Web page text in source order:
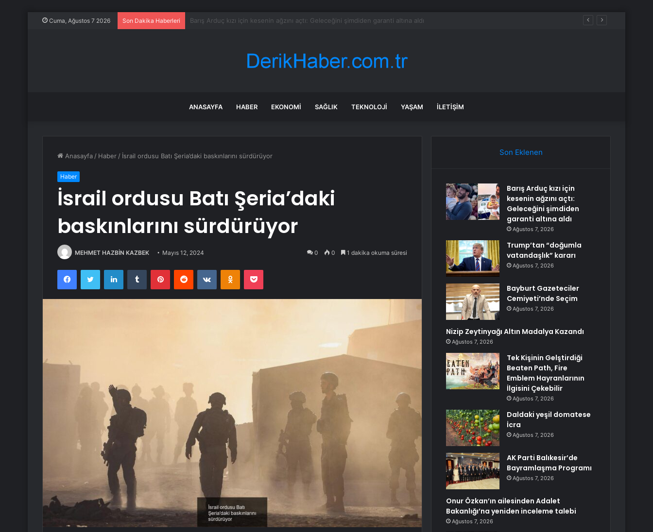
Cuma, Ağustos 7 2026 Son Dakika Haberleri Trump’tan “doğumla vatandaşlık” kararı
ANASAYFA HABER EKONOMI SAĞLIK TEKNOLOJI YAŞAM İLETIŞIM
Anasayfa / Haber / İsrail ordusu Batı Şeria’daki baskınlarını sürdürüyor
Haber
İsrail ordusu Batı Şeria’daki
baskınlarını sürdürüyor
MEHMET HAZBİN KAZBEK Mayıs 12, 2024 0 0 1 dakika okuma süresi
FacebookTwitter LinkedInTumblr PinterestReddit VKontakteOdnoklassniki
Pocket
Son Eklenen
Barış Arduç kızı için
kesenin ağzını açtı:
Geleceğini şimdiden
garanti altına aldı
Ağustos 7, 2026
Trump’tan “doğumla
vatandaşlık” kararı
Ağustos 7, 2026
Bayburt Gazeteciler
Cemiyeti’nde Seçim
Ağustos 7, 2026
Nizip Zeytinyağı Altın Madalya Kazandı
Ağustos 7, 2026
Tek Kişinin Gelştirdiği
Beaten Path, Fire
Emblem Hayranlarının
İlgisini Çekebilir
Ağustos 7, 2026
Daldaki yeşil domatese
İcra
Ağustos 7, 2026
AK Parti Balıkesir’de
Bayramlaşma Programı
Ağustos 7, 2026
Onur Özkan’ın ailesinden Adalet
Bakanlığı’na yeniden inceleme talebi
Ağustos 7, 2026